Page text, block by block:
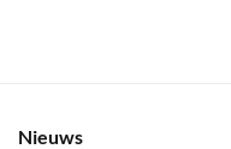
Nieuws